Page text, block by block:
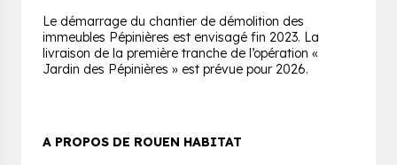
Le démarrage du chantier de démolition des
immeubles Pépinières est envisagé fin 2023. La
livraison de la première tranche de l’opération «
Jardin des Pépinières » est prévue pour 2026.
A PROPOS DE ROUEN HABITAT